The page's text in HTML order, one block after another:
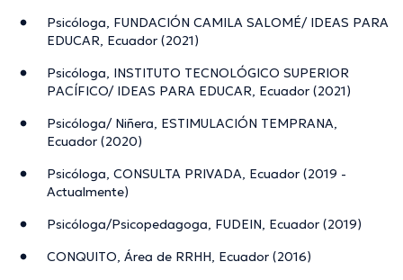
Psicóloga, FUNDACIÓN CAMILA SALOMÉ/ IDEAS PARA
EDUCAR, Ecuador (2021)
Psicóloga, INSTITUTO TECNOLÓGICO SUPERIOR
PACÍFICO/ IDEAS PARA EDUCAR, Ecuador (2021)
Psicóloga/ Niñera, ESTIMULACIÓN TEMPRANA,
Ecuador (2020)
Psicóloga, CONSULTA PRIVADA, Ecuador (2019 -
Actualmente)
Psicóloga/Psicopedagoga, FUDEIN, Ecuador (2019)
CONQUITO, Área de RRHH, Ecuador (2016)